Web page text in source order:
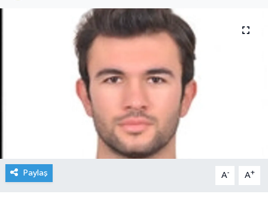
Paylaş A- A+